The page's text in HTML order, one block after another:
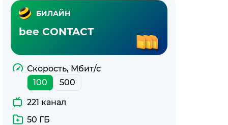
БИЛАЙН
bee CONTACT
Скорость, Мбит/с
100
500
221 канал
50 ГБ